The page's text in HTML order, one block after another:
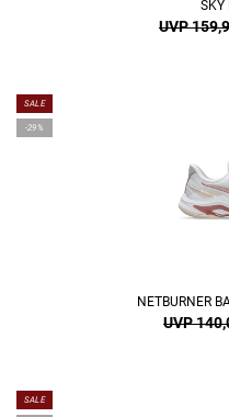
SKY
UVP
SALE
-29%
NETBURNER
UVP
SALE